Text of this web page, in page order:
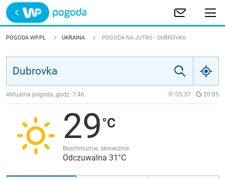
Trwa ładowanie
POLSKA
JAKOŚĆ POWIETRZA
POGODA WP.PL UKRAINA POGODA NA JUTRO - DUBROVKA
Aktualna pogoda, godz. 7:46 05:37 20:05
29
Bezchmurnie, słonecznie
Odczuwalna 31°C